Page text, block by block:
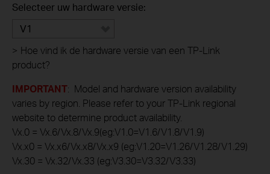
Selecteer uw hardware versie:
V1
> Hoe vind ik de hardware versie van een TP-Link
product?
IMPORTANT: Model and hardware version availability
varies by region. Please refer to your TP-Link regional
website to determine product availability.
Vx.0 = Vx.6/Vx.8/Vx.9(eg:V1.0=V1.6/V1.8/V1.9)
Vx.x0 = Vx.x6/Vx.x8/Vx.x9 (eg:V1.20=V1.26/V1.28/V1.29)
Vx.30 = Vx.32/Vx.33 (eg:V3.30=V3.32/V3.33)